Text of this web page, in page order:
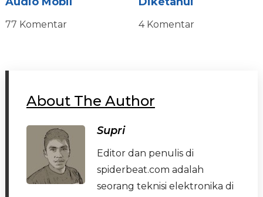
77 Komentar 4 Komentar
About The Author
Supri
Editor dan penulis di
spiderbeat.com adalah
seorang teknisi elektronika di